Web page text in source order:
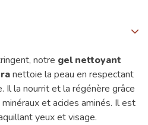
notre gel nettoyant
nettoie la peau en respectant
Il la nourrit et la régénère grâce
et acides aminés. Il est
yeux et visage.